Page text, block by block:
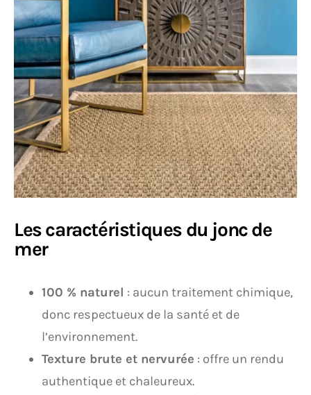
Les caractéristiques du jonc de
mer
100 % naturel : aucun traitement chimique,
donc respectueux de la santé et de
l’environnement.
Texture brute et nervurée : offre un rendu
authentique et chaleureux.